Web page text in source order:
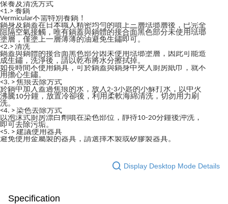
保養及清洗方式
<1.> 養鍋
Vermicular不需特別養鍋！
鍋身及鍋蓋在日本職人精密均勻的噴上三層琺瑯層後，已完全
阻隔空氣接觸，唯有鍋蓋與鍋體的接合面黑色部分未使用琺瑯
塗層，僅塗上一層薄薄的油避免生鏽即可。
<2.> 清洗
鍋蓋與鍋體的接合面黑色部分因未使用琺瑯塗層，因此可能造
成生鏽，洗淨後，請以乾布將水分擦拭掉。
如長時間不使用鍋具，可於鍋蓋與鍋身中夾入廚房紙巾，就不
用擔心生鏽。
<3. > 焦痕去除方式
於鍋中加入蓋過焦痕的水，放入2-3小匙的小蘇打水，以中火
沸騰10分鐘，放置冷卻後，利用柔軟海綿清洗，切勿用力刷
洗。
<4. > 染色去除方式
以泡沫式廚房漂白劑噴在染色部位，靜待10-20分鐘後沖洗，
即可去除污垢。
<5. > 建議使用器具
避免使用金屬製的器具，請選擇木製或矽膠製器具。
Display Desktop Mode Details
Specification